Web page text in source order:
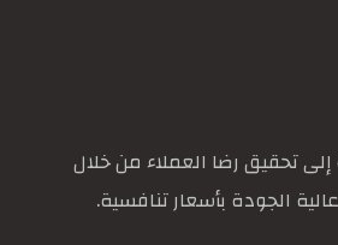
تحقيق رضا العملاء من خلال
الجودة بأسعار تنافسية.